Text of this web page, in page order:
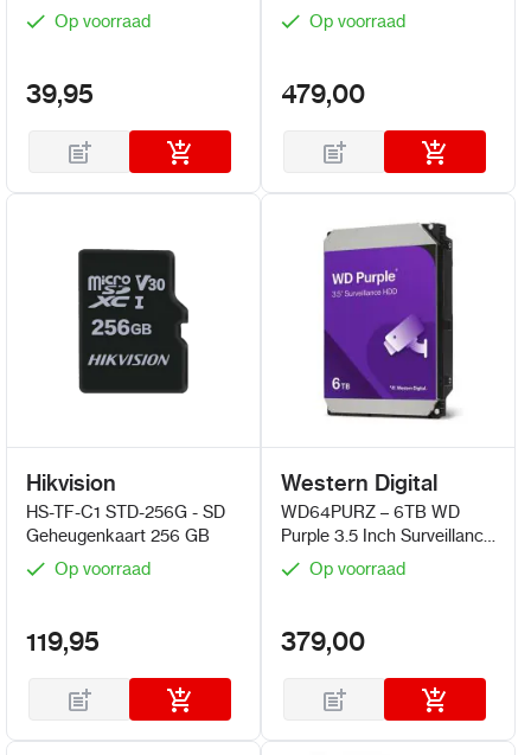
Op voorraad
39,95
HDDOp voorraad
479,00
Hikvision
HS-TF-C1 STD-256G - SD
Geheugenkaart 256 GB
Op voorraad
119,95
Western Digital
WD64PURZ – 6TB WD
Purple 3.5 Inch Surveillance
HDDOp voorraad
379,00